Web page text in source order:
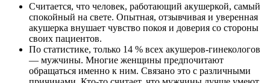
Считается, что человек, работающий акушеркой, самый
спокойный на свете. Опытная, отзывчивая и уверенная
акушерка внушает чувство покоя и доверия со стороны
своих пациентов.
По статистике, только 14 % всех акушеров-гинекологов
— мужчины. Многие женщины предпочитают
обращаться именно к ним. Связано это с различными